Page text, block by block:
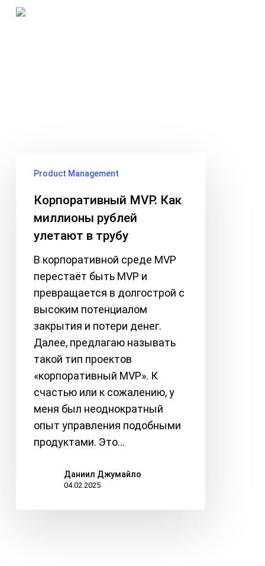
Skip
MVP.
миллионы
улетают
трубу
Product Management
Корпоративный MVP. Как
миллионы рублей
улетают в трубу
В корпоративной среде MVP
перестаёт быть MVP и
превращается в долгострой с
высоким потенциалом
закрытия и потери денег.
Далее, предлагаю называть
такой тип проектов
«корпоративный MVP». К
счастью или к сожалению, у
меня был неоднократный
опыт управления подобными
продуктами. Это…
Даниил Джумайло
04.02.2025